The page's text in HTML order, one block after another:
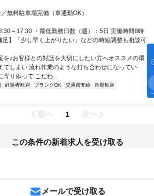
無料駐車場完備（車通勤OK）
～17:30 ・最低勤務日数（週）：5日 実働時間8時
足】「少し早く上がりたい」などの時短調整も相談可
を♪お客様との対話を大切にしたい方へオススメの環
しまい 流れ作業のような打ち合わせになってい
寄り添って こだわ...
経験者歓迎 ブランクOK 交通費支給
長期歓迎
前へ 1 次へ
この条件の新着求人を受け取る
メールで受け取る